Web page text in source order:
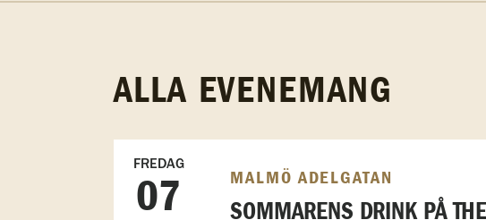
ALLA EVENEMANG
FREDAG
07 MALMÖ ADELGATAN
SOMMARENS DRINK PÅ